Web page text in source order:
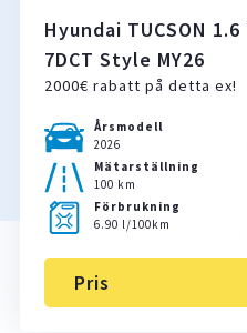
Hyundai TUCSON 1.6
7DCT Style MY26
2000€ rabatt på detta ex!
Årsmodell
2026
Mätarställning
100 km
Förbrukning
6.90 l/100km
Pris